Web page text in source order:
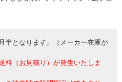
半となります。（メーカー在庫が
料（お見積り）が発生いたしま